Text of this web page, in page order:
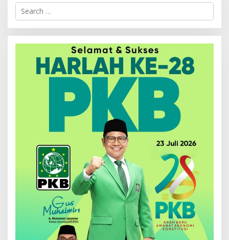
Search
for: